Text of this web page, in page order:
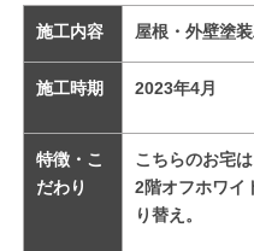
施工内容 屋根・外壁塗
施工時期 2023年4月
特徴・こ
だわり
こちらのお宅
2階オフホワイ
り替え。